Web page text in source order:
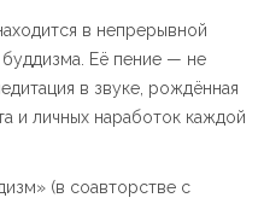
в непрерывной
буддизма. Её пение — не
в звуке, рождённая
и личных наработок каждой
(в соавторстве с